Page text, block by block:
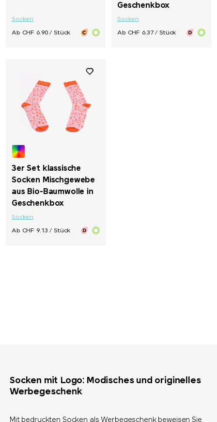
Socken
Ab CHF 6.90 / Stück
Geschenkbox
Socken
Ab CHF 6.37 / Stück
3er Set klassische
Socken Mischgewebe
aus Bio-Baumwolle in
Geschenkbox
Socken
Ab CHF 9.13 / Stück
Socken mit Logo: Modisches und originelles
Werbegeschenk
Mit bedruckten Socken als Werbegeschenk beweisen Sie